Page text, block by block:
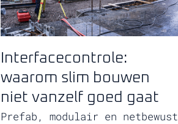
Interfacecontrole:
waarom slim bouwen
niet vanzelf goed gaat
Prefab, modulair en netbewust